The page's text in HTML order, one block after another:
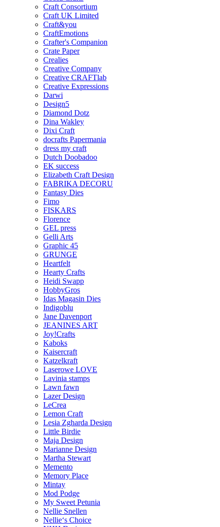
Craft Consortium
Craft UK Limited
Craft&you
CraftEmotions
Crafter's Companion
Crate Paper
Crealies
Creative Company
Creative CRAFTlab
Creative Expressions
Darwi
Design5
Diamond Dotz
Dina Wakley
Dixi Craft
docrafts Papermania
dress my craft
Dutch Doobadoo
EK success
Elizabeth Craft Design
FABRIKA DECORU
Fantasy Dies
Fimo
FISKARS
Florence
GEL press
Gelli Arts
Graphic 45
GRUNGE
Heartfelt
Hearty Crafts
Heidi Swapp
HobbyGros
Idas Magasin Dies
Indigoblu
Jane Davenport
JEANINES ART
Joy!Crafts
Kaboks
Kaisercraft
Katzelkraft
Laserowe LOVE
Lavinia stamps
Lawn fawn
Lazer Design
LeCrea
Lemon Craft
Lesia Zgharda Design
Little Birdie
Maja Design
Marianne Design
Martha Stewart
Memento
Memory Place
Mintay
Mod Podge
My Sweet Petunia
Nellie Snellen
Nellie‘s Choice